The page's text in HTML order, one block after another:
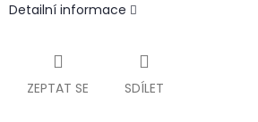
Detailní informace
ZEPTAT SE SDÍLET